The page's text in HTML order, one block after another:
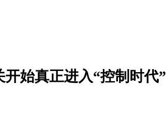
始真正进入“控制时代”